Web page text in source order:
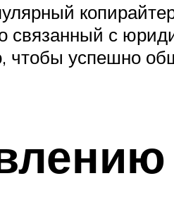
связанный с
чтобы успешно